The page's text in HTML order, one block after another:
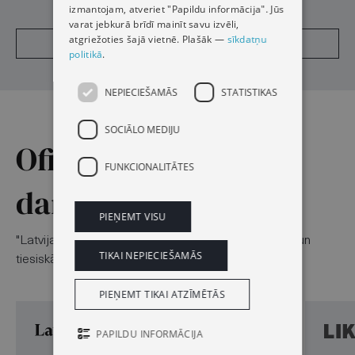
Lasīt
Oficiālā izdevēja
darbības virzieni
"Latvijas Vēstnesis" uztur vienotu valsts, pilsoniskās un
tiesiskās informācijas platformu:
izmantojam, atveriet "Papildu informācija". Jūs
varat jebkurā brīdī mainīt savu izvēli,
atgriežoties šajā vietnē. Plašāk — sīkdatņu
politikā.
NEPIECIEŠAMĀS STATISTIKAS
SOCIĀLO MEDIJU
FUNKCIONALITĀTES
PIEŅEMT TIKAI ATZĪMĒTĀS
PIEŅEMT VISU
TIKAI NEPIECIEŠAMĀS
PAPILDU INFORMĀCIJA